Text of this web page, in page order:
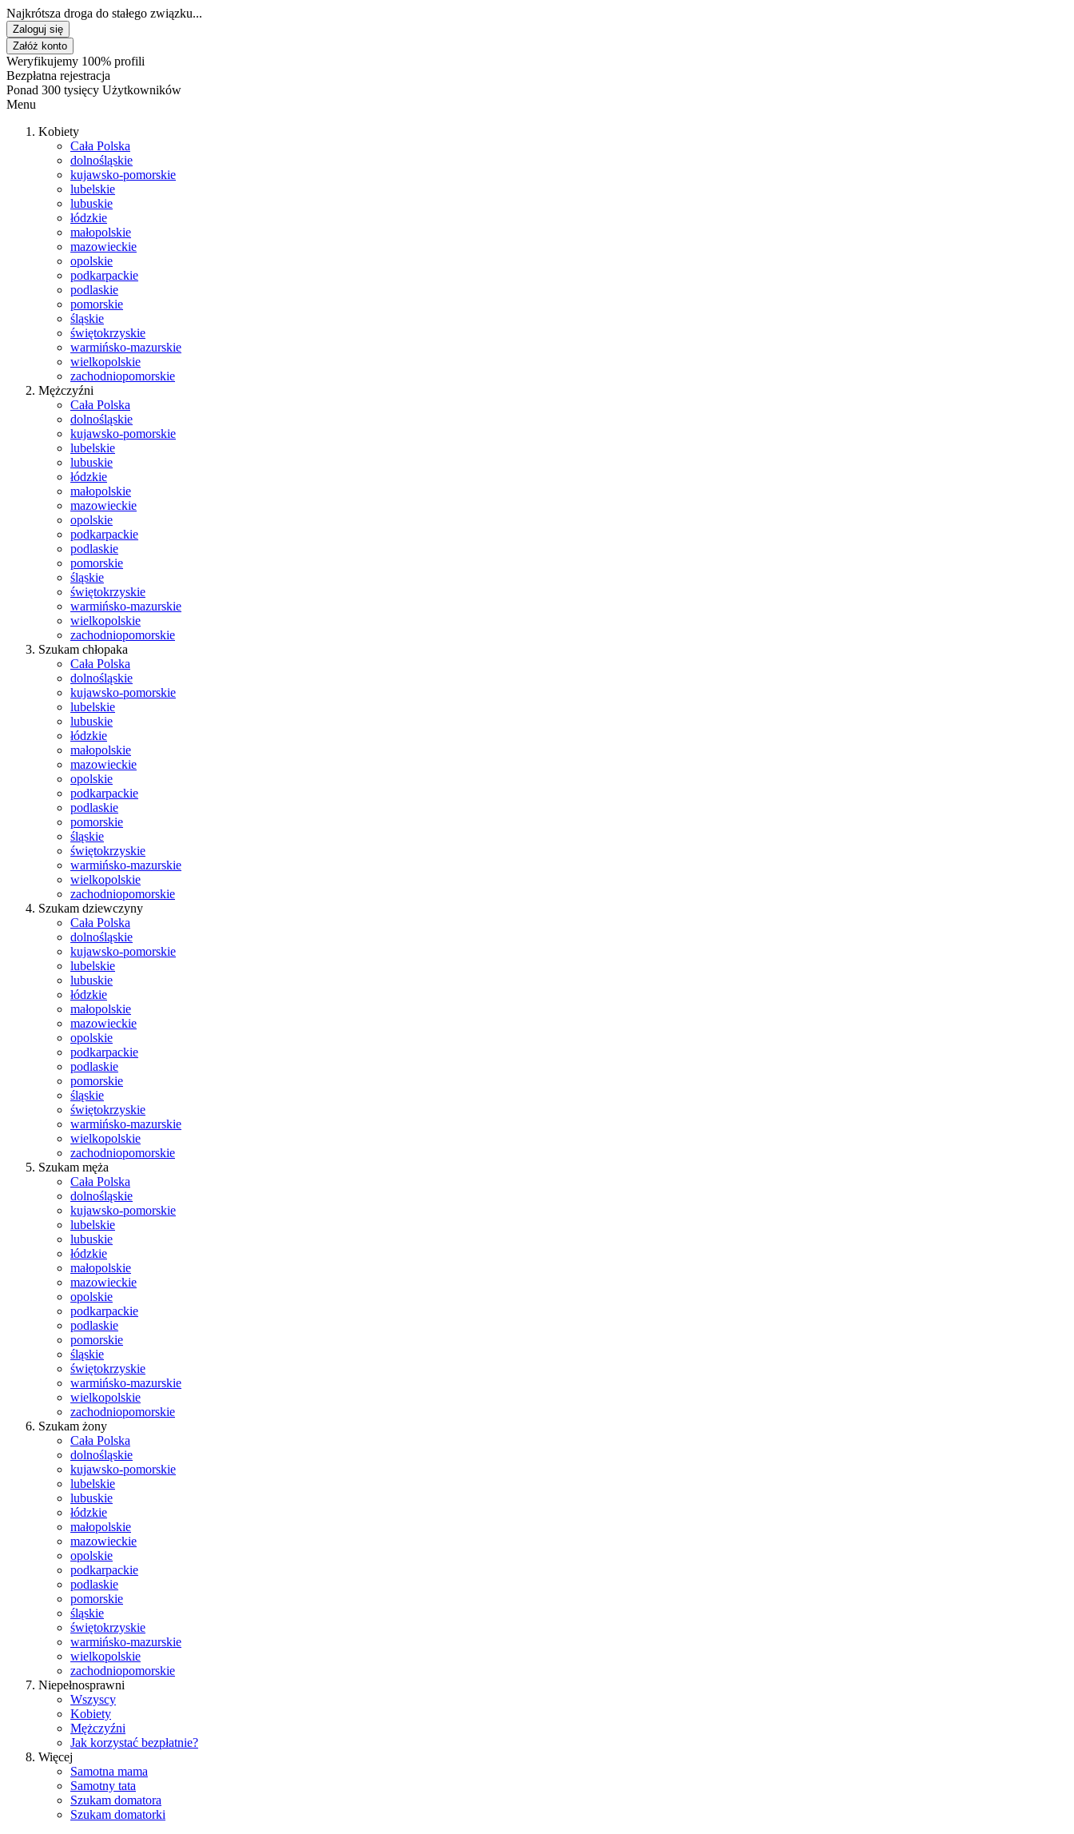
Najkrótsza droga do stałego związku...
Zaloguj się
Załóż konto
Weryfikujemy 100% profili
Bezpłatna rejestracja
Ponad 300 tysięcy Użytkowników
Menu
Kobiety
Cała Polska
dolnośląskie
kujawsko-pomorskie
lubelskie
lubuskie
łódzkie
małopolskie
mazowieckie
opolskie
podkarpackie
podlaskie
pomorskie
śląskie
świętokrzyskie
warmińsko-mazurskie
wielkopolskie
zachodniopomorskie
Mężczyźni
Cała Polska
dolnośląskie
kujawsko-pomorskie
lubelskie
lubuskie
łódzkie
małopolskie
mazowieckie
opolskie
podkarpackie
podlaskie
pomorskie
śląskie
świętokrzyskie
warmińsko-mazurskie
wielkopolskie
zachodniopomorskie
Szukam chłopaka
Cała Polska
dolnośląskie
kujawsko-pomorskie
lubelskie
lubuskie
łódzkie
małopolskie
mazowieckie
opolskie
podkarpackie
podlaskie
pomorskie
śląskie
świętokrzyskie
warmińsko-mazurskie
wielkopolskie
zachodniopomorskie
Szukam dziewczyny
Cała Polska
dolnośląskie
kujawsko-pomorskie
lubelskie
lubuskie
łódzkie
małopolskie
mazowieckie
opolskie
podkarpackie
podlaskie
pomorskie
śląskie
świętokrzyskie
warmińsko-mazurskie
wielkopolskie
zachodniopomorskie
Szukam męża
Cała Polska
dolnośląskie
kujawsko-pomorskie
lubelskie
lubuskie
łódzkie
małopolskie
mazowieckie
opolskie
podkarpackie
podlaskie
pomorskie
śląskie
świętokrzyskie
warmińsko-mazurskie
wielkopolskie
zachodniopomorskie
Szukam żony
Cała Polska
dolnośląskie
kujawsko-pomorskie
lubelskie
lubuskie
łódzkie
małopolskie
mazowieckie
opolskie
podkarpackie
podlaskie
pomorskie
śląskie
świętokrzyskie
warmińsko-mazurskie
wielkopolskie
zachodniopomorskie
Niepełnosprawni
Wszyscy
Kobiety
Mężczyźni
Jak korzystać bezpłatnie?
Więcej
Samotna mama
Samotny tata
Szukam domatora
Szukam domatorki